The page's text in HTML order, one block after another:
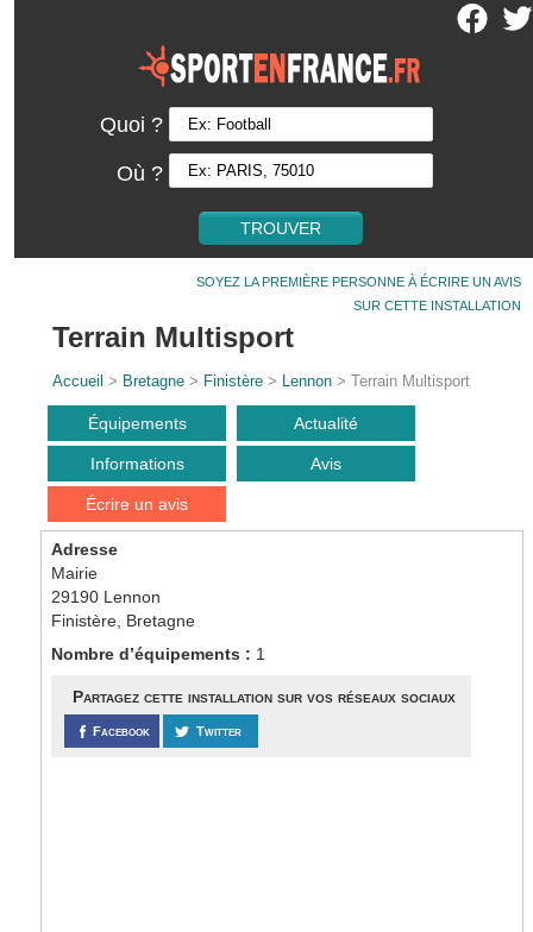
Quoi ?
Où ?
SOYEZ LA PREMIÈRE PERSONNE À ÉCRIRE UN AVIS
SUR CETTE INSTALLATION
Terrain Multisport
Accueil > Bretagne > Finistère > Lennon > Terrain Multisport
Équipements Actualité
Informations Avis
Écrire un avis
Adresse
Mairie
29190 Lennon
Finistère, Bretagne
Nombre d’équipements : 1
Partagez cette installation sur vos réseaux sociaux
Facebook Twitter